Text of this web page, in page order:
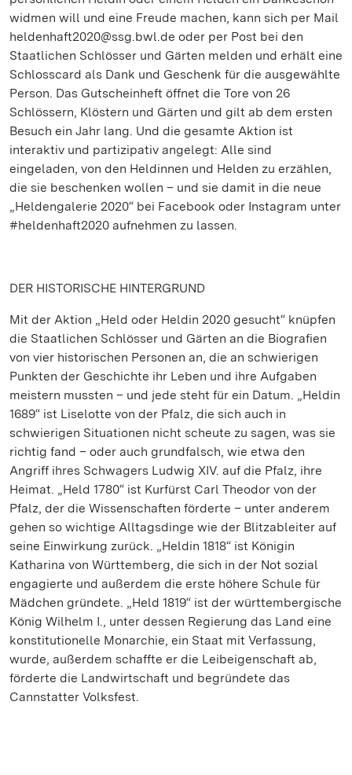
widmen will und eine Freude machen, kann sich per Mail
heldenhaft2020@ssg.bwl.de oder per Post bei den
Staatlichen Schlösser und Gärten melden und erhält eine
Schlosscard als Dank und Geschenk für die ausgewählte
Person. Das Gutscheinheft öffnet die Tore von 26
Schlössern, Klöstern und Gärten und gilt ab dem ersten
Besuch ein Jahr lang. Und die gesamte Aktion ist
interaktiv und partizipativ angelegt: Alle sind
eingeladen, von den Heldinnen und Helden zu erzählen,
die sie beschenken wollen – und sie damit in die neue
„Heldengalerie 2020“ bei Facebook oder Instagram unter
#heldenhaft2020 aufnehmen zu lassen.
DER HISTORISCHE HINTERGRUND
Mit der Aktion „Held oder Heldin 2020 gesucht“ knüpfen
die Staatlichen Schlösser und Gärten an die Biografien
von vier historischen Personen an, die an schwierigen
Punkten der Geschichte ihr Leben und ihre Aufgaben
meistern mussten – und jede steht für ein Datum. „Heldin
1689“ ist Liselotte von der Pfalz, die sich auch in
schwierigen Situationen nicht scheute zu sagen, was sie
richtig fand – oder auch grundfalsch, wie etwa den
Angriff ihres Schwagers Ludwig XIV. auf die Pfalz, ihre
Heimat. „Held 1780“ ist Kurfürst Carl Theodor von der
Pfalz, der die Wissenschaften förderte – unter anderem
gehen so wichtige Alltagsdinge wie der Blitzableiter auf
seine Einwirkung zurück. „Heldin 1818“ ist Königin
Katharina von Württemberg, die sich in der Not sozial
engagierte und außerdem die erste höhere Schule für
Mädchen gründete. „Held 1819“ ist der württembergische
König Wilhelm I., unter dessen Regierung das Land eine
konstitutionelle Monarchie, ein Staat mit Verfassung,
wurde, außerdem schaffte er die Leibeigenschaft ab,
förderte die Landwirtschaft und begründete das
Cannstatter Volksfest.